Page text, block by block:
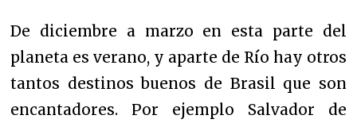
De diciembre a marzo en esta parte del
planeta es verano, y aparte de Río hay otros
tantos destinos buenos de Brasil que son
encantadores. Por ejemplo Salvador de